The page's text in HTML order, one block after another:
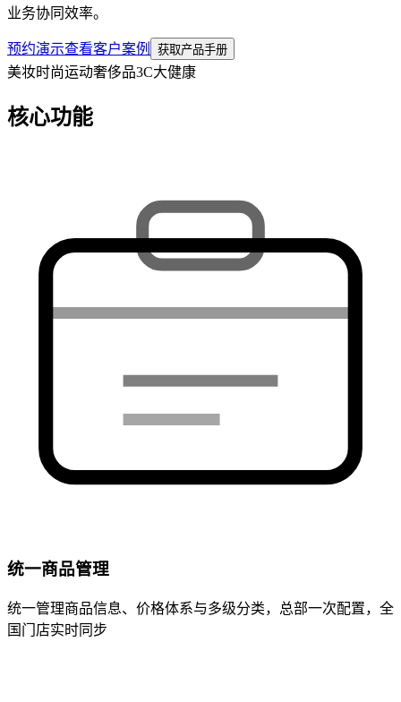
业务协同效率。
预约演示查看客户案例 获取产品手册
美妆时尚运动奢侈品3C大健康
核心功能
统一商品管理
统一管理商品信息、价格体系与多级分类，总部一次配置，全
国门店实时同步